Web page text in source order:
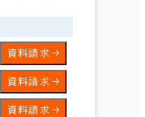
資料請求
資料請求
資料請求